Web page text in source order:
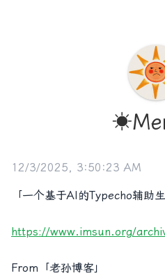
12/3/2025, 3:50:23 AM
「一个基于AI的Typecho辅助
https://www.imsun.org/
From「老孙博客」